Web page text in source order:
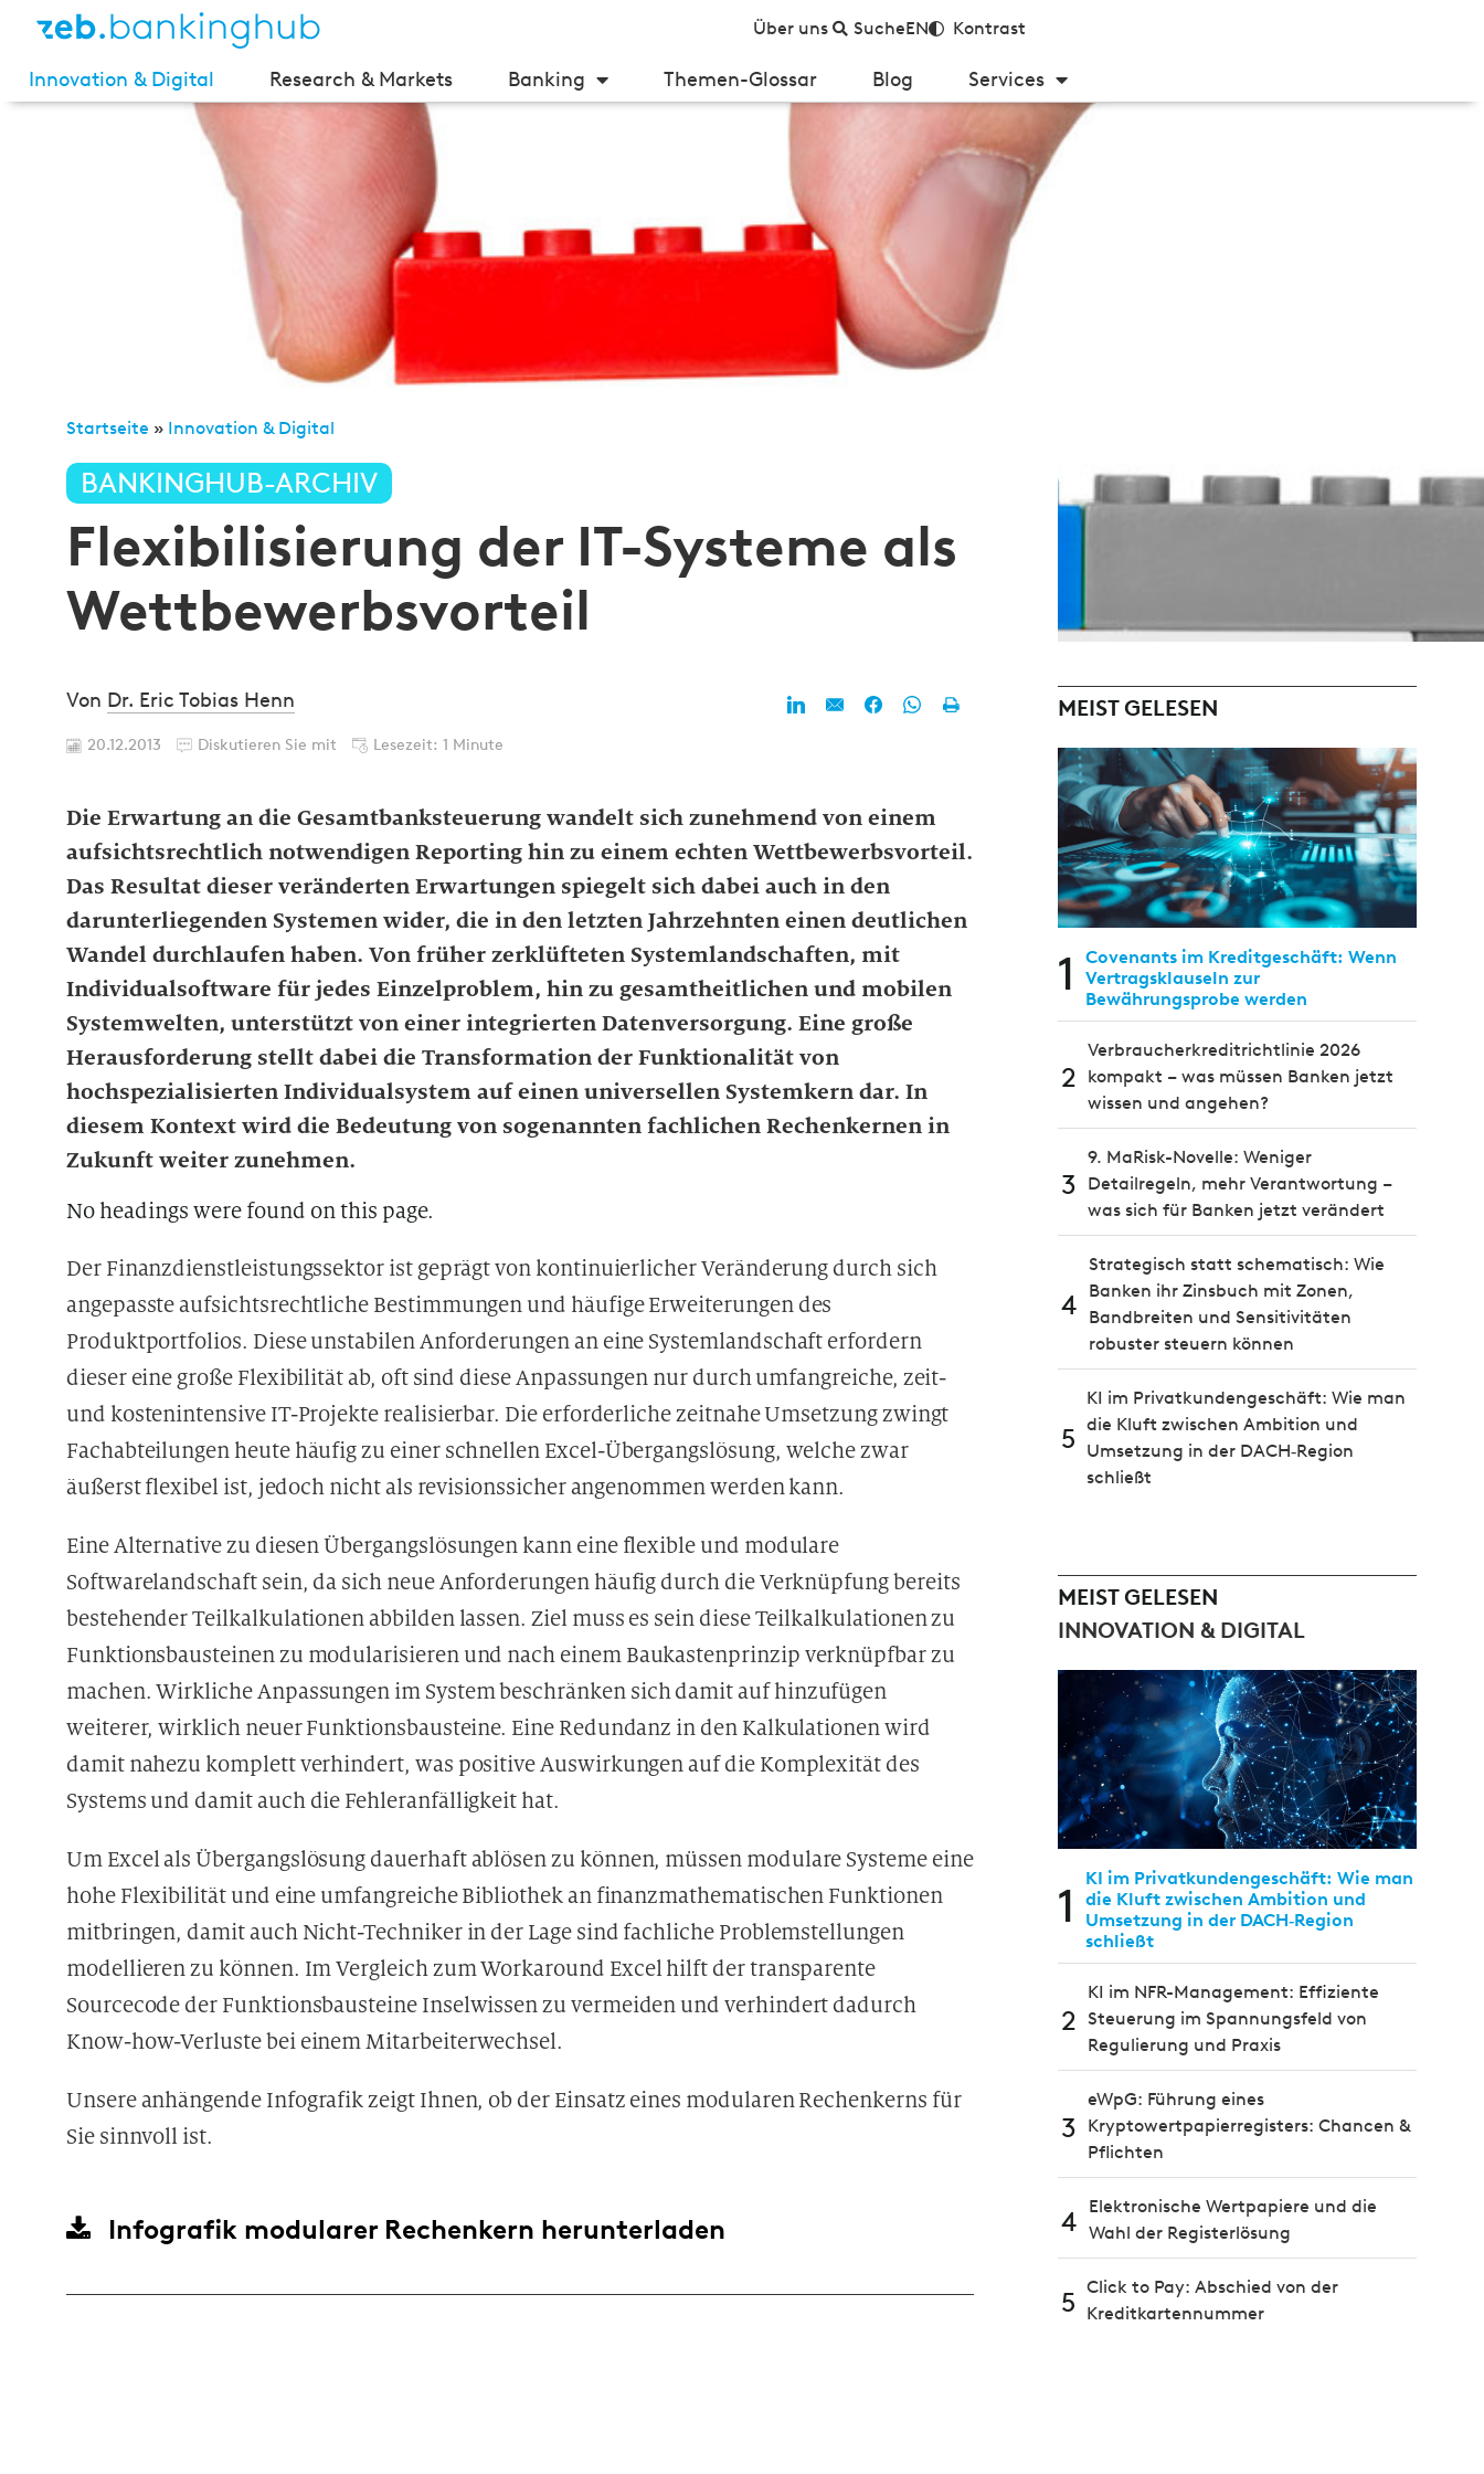
Über uns SucheEN Kontrast
Innovation & Digital Research & Markets Banking Themen-Glossar Blog Services
Startseite » Innovation & Digital
BANKINGHUB-ARCHIV
Flexibilisierung der IT-Systeme als
Wettbewerbsvorteil
Von Dr. Eric Tobias Henn
20.12.2013 Diskutieren Sie mit Lesezeit: 1 Minute
Die Erwartung an die Gesamtbanksteuerung wandelt sich zunehmend von einem
aufsichtsrechtlich notwendigen Reporting hin zu einem echten Wettbewerbsvorteil.
Das Resultat dieser veränderten Erwartungen spiegelt sich dabei auch in den
darunterliegenden Systemen wider, die in den letzten Jahrzehnten einen deutlichen
Wandel durchlaufen haben. Von früher zerklüfteten Systemlandschaften, mit
Individualsoftware für jedes Einzelproblem, hin zu gesamtheitlichen und mobilen
Systemwelten, unterstützt von einer integrierten Datenversorgung. Eine große
Herausforderung stellt dabei die Transformation der Funktionalität von
hochspezialisierten Individualsystem auf einen universellen Systemkern dar. In
diesem Kontext wird die Bedeutung von sogenannten fachlichen Rechenkernen in
Zukunft weiter zunehmen.
No headings were found on this page.
Der Finanzdienstleistungssektor ist geprägt von kontinuierlicher Veränderung durch sich
angepasste aufsichtsrechtliche Bestimmungen und häufige Erweiterungen des
Produktportfolios. Diese unstabilen Anforderungen an eine Systemlandschaft erfordern
dieser eine große Flexibilität ab, oft sind diese Anpassungen nur durch umfangreiche, zeit-
und kostenintensive IT-Projekte realisierbar. Die erforderliche zeitnahe Umsetzung zwingt
Fachabteilungen heute häufig zu einer schnellen Excel-Übergangslösung, welche zwar
äußerst flexibel ist, jedoch nicht als revisionssicher angenommen werden kann.
Eine Alternative zu diesen Übergangslösungen kann eine flexible und modulare
Softwarelandschaft sein, da sich neue Anforderungen häufig durch die Verknüpfung bereits
bestehender Teilkalkulationen abbilden lassen. Ziel muss es sein diese Teilkalkulationen zu
Funktionsbausteinen zu modularisieren und nach einem Baukastenprinzip verknüpfbar zu
machen. Wirkliche Anpassungen im System beschränken sich damit auf hinzufügen
weiterer, wirklich neuer Funktionsbausteine. Eine Redundanz in den Kalkulationen wird
damit nahezu komplett verhindert, was positive Auswirkungen auf die Komplexität des
Systems und damit auch die Fehleranfälligkeit hat.
Um Excel als Übergangslösung dauerhaft ablösen zu können, müssen modulare Systeme eine
hohe Flexibilität und eine umfangreiche Bibliothek an finanzmathematischen Funktionen
mitbringen, damit auch Nicht-Techniker in der Lage sind fachliche Problemstellungen
modellieren zu können. Im Vergleich zum Workaround Excel hilft der transparente
Sourcecode der Funktionsbausteine Inselwissen zu vermeiden und verhindert dadurch
Know-how-Verluste bei einem Mitarbeiterwechsel.
Unsere anhängende Infografik zeigt Ihnen, ob der Einsatz eines modularen Rechenkerns für
Sie sinnvoll ist.
Infografik modularer Rechenkern herunterladen
MEIST GELESEN
1
Covenants im Kreditgeschäft: Wenn
Vertragsklauseln zur
Bewährungsprobe werden
2
Verbraucherkreditrichtlinie 2026
kompakt – was müssen Banken jetzt
wissen und angehen?
3
9. MaRisk-Novelle: Weniger
Detailregeln, mehr Verantwortung –
was sich für Banken jetzt verändert
4
Strategisch statt schematisch: Wie
Banken ihr Zinsbuch mit Zonen,
Bandbreiten und Sensitivitäten
robuster steuern können
5
KI im Privatkundengeschäft: Wie man
die Kluft zwischen Ambition und
Umsetzung in der DACH‑Region
schließt
MEIST GELESEN
INNOVATION & DIGITAL
1
KI im Privatkundengeschäft: Wie man
die Kluft zwischen Ambition und
Umsetzung in der DACH‑Region
schließt
2
KI im NFR-Management: Effiziente
Steuerung im Spannungsfeld von
Regulierung und Praxis
3
eWpG: Führung eines
Kryptowertpapierregisters: Chancen &
Pflichten
4
Elektronische Wertpapiere und die
Wahl der Registerlösung
5 Click to Pay: Abschied von der
Kreditkartennummer